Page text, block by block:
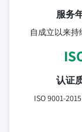
服务
自成立以来持
认证
ISO 9001-